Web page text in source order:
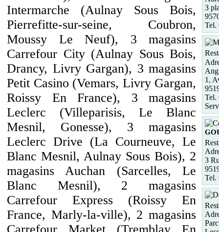
Intermarche (Aulnay Sous Bois,
Pierrefitte-sur-seine, Coubron,
Moussy Le Neuf), 3 magasins
Carrefour City (Aulnay Sous Bois,
Drancy, Livry Gargan), 3 magasins
Petit Casino (Vemars, Livry Gargan,
Roissy En France), 3 magasins
Leclerc (Villeparisis, Le Blanc
Mesnil, Gonesse), 3 magasins
Leclerc Drive (La Courneuve, Le
Blanc Mesnil, Aulnay Sous Bois), 2
magasins Auchan (Sarcelles, Le
Blanc Mesnil), 2 magasins
Carrefour Express (Roissy En
France, Marly-la-ville), 2 magasins
3
Tel.
1,
Tel.
3
Tel.